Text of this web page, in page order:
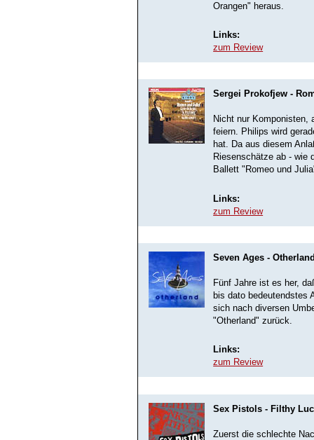
Orangen" heraus.
Links:
zum Review
Sergei Prokofjew -
Nicht nur Komponisten,
feiern. Philips wird
hat. Da aus diesem
Riesenschätze ab - wie
Ballett "Romeo und
Links:
zum Review
Seven Ages -
Fünf Jahre ist es her,
bis dato bedeutendstes
sich nach diversen
"Otherland" zurück.
Links:
zum Review
Sex Pistols - Filthy
Zuerst die schlechte